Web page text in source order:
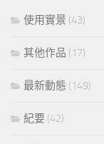
使用實景 (43)
其他作品 (17)
最新動態 (149)
紀要 (42)